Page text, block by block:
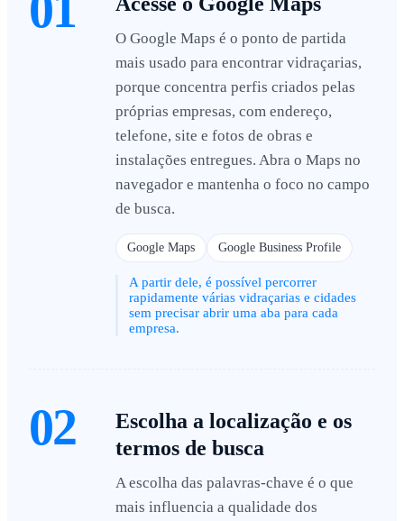
O Google Maps é o ponto de partida
mais usado para encontrar vidraçarias,
porque concentra perfis criados pelas
próprias empresas, com endereço,
telefone, site e fotos de obras e
instalações entregues. Abra o Maps no
navegador e mantenha o foco no campo
de busca.
Google Maps Google Business Profile
A partir dele, é possível percorrer
rapidamente várias vidraçarias e cidades
sem precisar abrir uma aba para cada
empresa.
02
Escolha a localização e os
termos de busca
A escolha das palavras-chave é o que
mais influencia a qualidade dos